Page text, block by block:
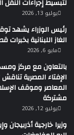
مع مركز مصر
الميزة النسبية
حوافز أداء للقرى
المخصصات المالية
الاقتصادية
واتفق الحضور في
مشتركة تضم
التنفيذي
في عدد من القرى
لتبسيط إجراءات النقل
يوليو 13, 2026
رئيس الوزراء يشهد
الغاز اللبنانية
مايو 6, 2026
بالتعاون مع مركز
الإفتاء المصرية
المعاصر وموقف
مشتركة
يوليو 12, 2026
وزيرا خارجية أذربيجان